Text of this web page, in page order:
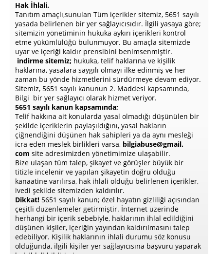
Hak İhlali.
Tanıtım amaçlı,sunulan Tüm içerikler sitemiz, 5651 sayılı
yasada belirlenen bir yer sağlayıcısıdır. İlgili yasaya göre;
sitemizin yönetiminin hukuka aykırı içerikleri kontrol
etme yükümlülüğü bulunmuyor. Bu amaçla sitemizde
uyar ve içeriği kaldır prensibini benimsenmiştir.
indirme sitemiz; hukuka, telif haklarına ve kişilik
haklarına, yasalara saygılı olmayı ilke edinmiş ve her
zaman bu yönde hizmetlerini sürdürmeye devam ediyor.
Sitemiz, 5651 sayılı kanunun 2. Maddesi kapsamında,
Bilgi bir yer sağlayıcı olarak hizmet veriyor.
5651 sayılı kanun kapsamında;
Telif hakkına ait konularda yasal olmadığı düşünülen bir
şekilde içeriklerin paylaşıldığını, yasal hakların
çiğnendiğini düşünen hak sahipleri ya da aynı mesleği
icra eden meslek birlikleri varsa, bilgiabuse@gmail.
com site adresimizden yönetimimize ulaşabilir.
Bize ulaşan tüm talep, şikayet ve görüşler büyük bir
titizle incelenir ve yapılan şikayetin doğru olduğu
kanaatine varılırsa, hak ihlali olduğu belirlenen içerikler,
ivedi şekilde sitemizden kaldırılır.
Dikkat! 5651 sayılı kanun; özel hayatın gizliliği açısından
çeşitli düzenlemeler getirmiştir. İnternet üzerinde
herhangi bir içerik sebebiyle, haklarının ihlal edildiğini
düşünen kişiler, içeriğin yayından kaldırılmasını talep
edebiliyor. Kişilik haklarının ihlali durumu söz konusu
olduğunda, ilgili kişiler yer sağlayıcısına başvuru yaparak